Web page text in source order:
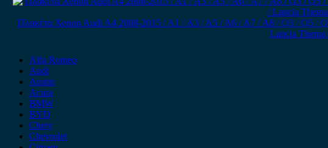
Πλακέτα Xenon Audi A4 2008-2015 / A1 / A3 / A5 / A6 / A7 / A8 / Q3 / Q5 /
Lancia
Alfa Romeo
Audi
Austin
Acura
BMW
BYD
Chery
Chevrolet